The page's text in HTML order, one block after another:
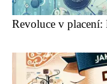
Revoluce v